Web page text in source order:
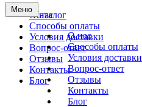
Меню
О нас
Способы оплаты
Условия доставки
Вопрос-ответ
Отзывы
Контакты
Блог
Каталог
О нас
Способы оплаты
Условия доставки
Вопрос-ответ
Отзывы
Контакты
Блог